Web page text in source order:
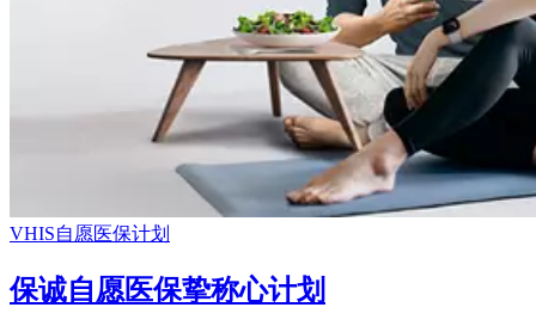
VHIS自愿医保计划
保诚自愿医保挚称心计划